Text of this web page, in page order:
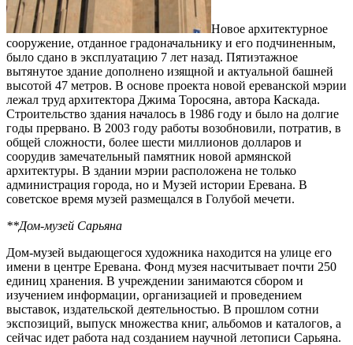
Новое архитектурное
сооружение, отданное градоначальнику и его подчиненным,
было сдано в эксплуатацию 7 лет назад. Пятиэтажное
вытянутое здание дополнено изящной и актуальной башней
высотой 47 метров. В основе проекта новой ереванской мэрии
лежал труд архитектора Джима Торосяна, автора Каскада.
Строительство здания началось в 1986 году и было на долгие
годы прервано. В 2003 году работы возобновили, потратив, в
общей сложности, более шести миллионов долларов и
соорудив замечательный памятник новой армянской
архитектуры. В здании мэрии расположена не только
администрация города, но и Музей истории Еревана. В
советское время музей размещался в Голубой мечети.
**Дом-музей Сарьяна
Дом-музей выдающегося художника находится на улице его
имени в центре Еревана. Фонд музея насчитывает почти 250
единиц хранения. В учреждении занимаются сбором и
изучением информации, организацией и проведением
выставок, издательской деятельностью. В прошлом сотни
экспозиций, выпуск множества книг, альбомов и каталогов, а
сейчас идет работа над созданием научной летописи Сарьяна.